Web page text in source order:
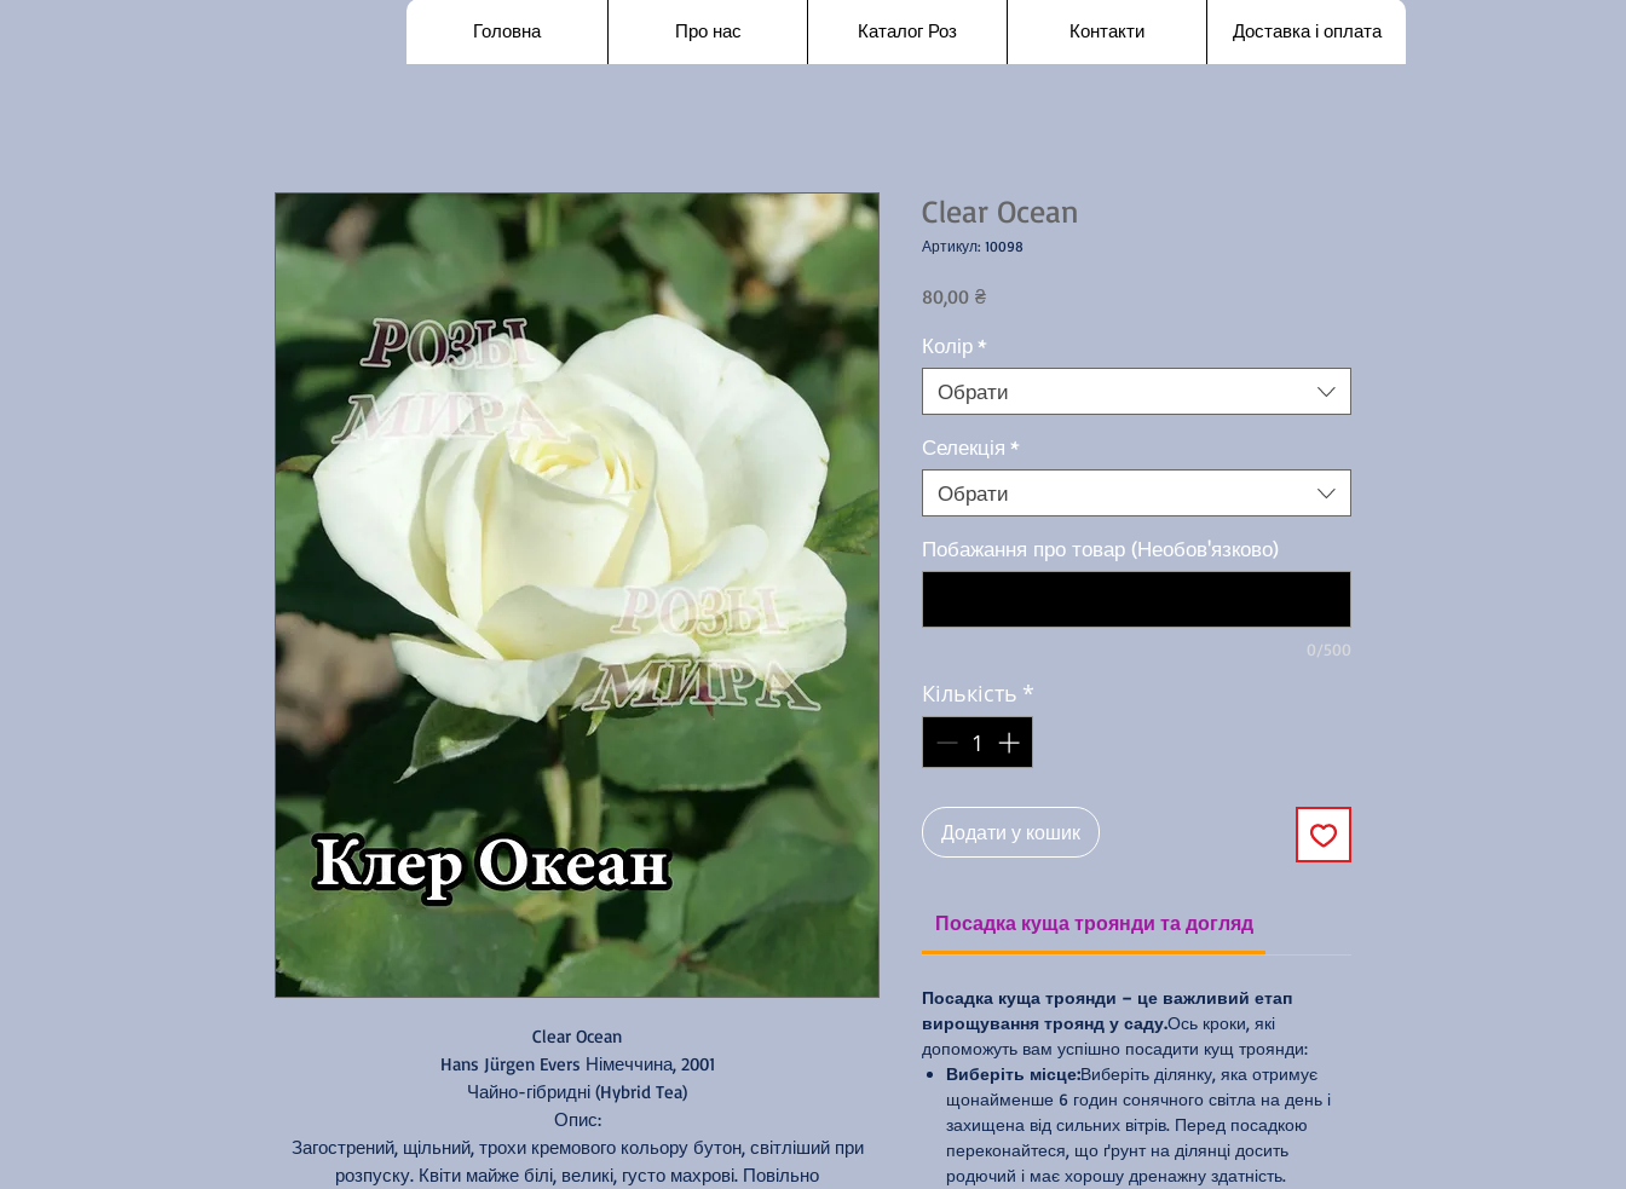
Головна Про нас Каталог Роз Контакти Доставка і оплата
Clear Ocean
Hans Jürgen Evers Німеччина, 2001
Чайно-гібридні (Hybrid Tea)
Опис:
Загострений, щільний, трохи кремового кольору бутон, світліший при
розпуску. Квіти майже білі, великі, густо махрові. Повільно
Clear Ocean
Артикул: 10098
80,00 ₴Ціна
Колір*
Обрати
Селекція *
Обрати
Побажання про товар (Необов'язково)
0/500
Кількість *
Додати у кошик
Посадка куща троянди та догляд
Посадка куща троянди – це важливий етап
вирощування троянд у саду.Ось кроки, які
допоможуть вам успішно посадити кущ троянди:
Виберіть місце:Виберіть ділянку, яка отримує
щонайменше 6 годин сонячного світла на день і
захищена від сильних вітрів. Перед посадкою
переконайтеся, що ґрунт на ділянці досить
родючий і має хорошу дренажну здатність.